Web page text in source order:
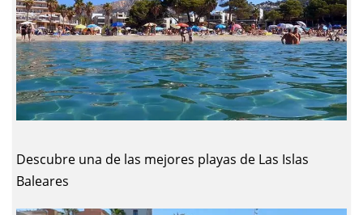
Descubre una de las mejores playas de Las Islas
Baleares